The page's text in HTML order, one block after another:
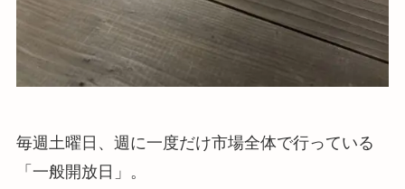
毎週土曜日、週に一度だけ市場全体で行っている
「一般開放日」。